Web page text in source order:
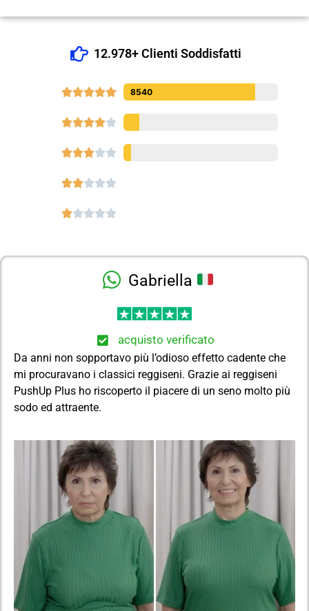
12.978+ Clienti Soddisfatti
 8540




Gabriella
acquisto verificato
Da anni non sopportavo più l’odioso effetto cadente che
mi procuravano i classici reggiseni. Grazie ai reggiseni
PushUp Plus ho riscoperto il piacere di un seno molto più
sodo ed attraente.